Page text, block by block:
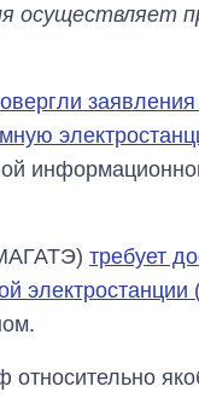
осуществляет
требует
относительно